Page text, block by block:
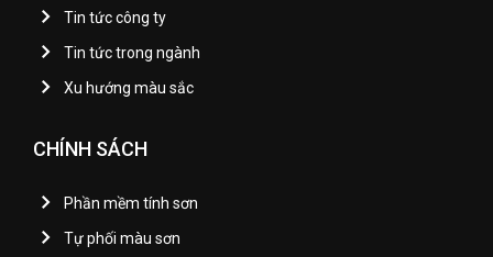
Tin tức công ty
Tin tức trong ngành
Xu hướng màu sắc
CHÍNH SÁCH
Phần mềm tính sơn
Tự phối màu sơn